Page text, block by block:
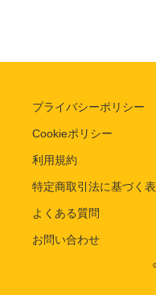
プライバシーポリシー
Cookieポリシー
利用規約
特定商取引法に基づく
よくある質問
お問い合わせ